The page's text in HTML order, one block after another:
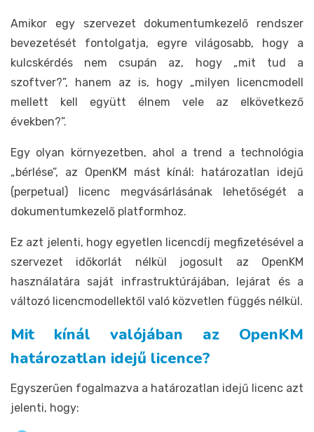
Amikor egy szervezet dokumentumkezelő rendszer
bevezetését fontolgatja, egyre világosabb, hogy a
kulcskérdés nem csupán az, hogy „mit tud a
szoftver?”, hanem az is, hogy „milyen licencmodell
mellett kell együtt élnem vele az elkövetkező
években?”.
Egy olyan környezetben, ahol a trend a technológia
„bérlése”, az OpenKM mást kínál: határozatlan idejű
(perpetual) licenc megvásárlásának lehetőségét a
dokumentumkezelő platformhoz.
Ez azt jelenti, hogy egyetlen licencdíj megfizetésével a
szervezet időkorlát nélkül jogosult az OpenKM
használatára saját infrastruktúrájában, lejárat és a
változó licencmodellektől való közvetlen függés nélkül.
Mit kínál valójában az OpenKM
határozatlan idejű licence?
Egyszerűen fogalmazva a határozatlan idejű licenc azt
jelenti, hogy: